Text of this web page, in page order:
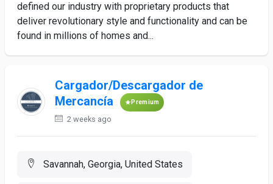
defined our industry with proprietary products that
deliver revolutionary style and functionality and can be
found in millions of homes and...
Cargador/Descargador de
Mercancía
Premium
2 weeks ago
Savannah, Georgia, United States